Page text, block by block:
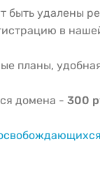
быть удалены
в
планы,
домена - 300